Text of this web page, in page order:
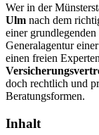
Wer in der
Ulm nach dem
einer
Generalagentur
einen freien
doch rechtlich und
Beratungsformen.
Inhalt